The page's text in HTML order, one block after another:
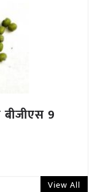
9
View All